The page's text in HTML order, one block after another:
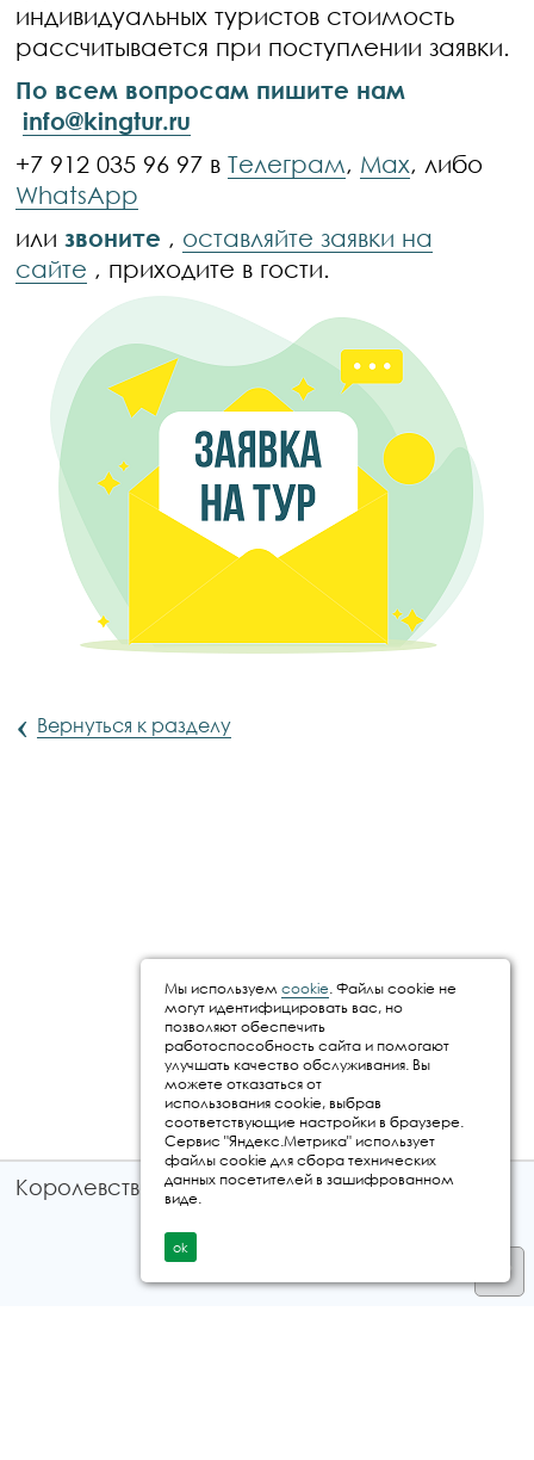
индивидуальных туристов стоимость
рассчитывается при поступлении заявки.
По всем вопросам пишите нам
info@kingtur.ru
+7 912 035 96 97 вТелеграм, Max, либо
WhatsApp
илизвоните , оставляйте заявки на
сайте , приходите в гости.
‹ Вернуться к разделу
Королевство путешествий © 2026
Мы используем cookie. Файлы cookie не
могут идентифицировать вас, но
позволяют обеспечить
работоспособность сайта и помогают
улучшать качество обслуживания. Вы
можете отказаться от
использования cookie, выбрав
соответствующие настройки в браузере.
Сервис "Яндекс.Метрика" использует
файлы cookie для сбора технических
данных посетителей в зашифрованном
виде.
ok